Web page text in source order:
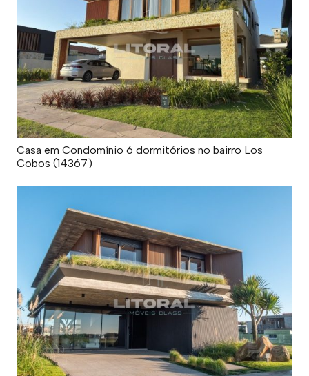
Casa em Condomínio 6 dormitórios no bairro Los
Cobos (14367)